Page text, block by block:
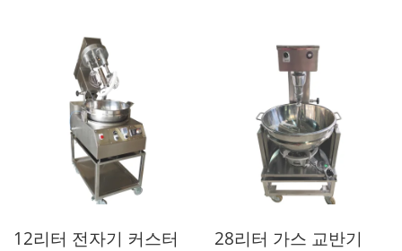
12리터 전자기 커스터
28리터 가스 교반기